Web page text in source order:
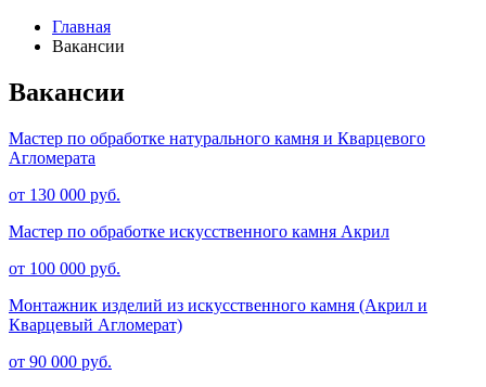
Главная
Вакансии
Вакансии
Мастер по обработке натурального камня и Кварцевого
Агломерата
от 130 000 руб.
Мастер по обработке искусственного камня Акрил
от 100 000 руб.
Монтажник изделий из искусственного камня (Акрил и
Кварцевый Агломерат)
от 90 000 руб.